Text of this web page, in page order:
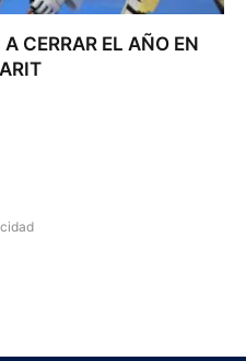
CERRAR EL AÑO EN